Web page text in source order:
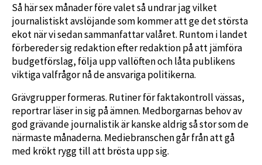
Så här sex månader före valet så undrar jag vilket
journalistiskt avslöjande som kommer att ge det största
ekot när vi sedan sammanfattar valåret. Runtom i landet
förbereder sig redaktion efter redaktion på att jämföra
budgetförslag, följa upp vallöften och låta publikens
viktiga valfrågor nå de ansvariga politikerna.
Grävgrupper formeras. Rutiner för faktakontroll vässas,
reportrar läser in sig på ämnen. Medborgarnas behov av
god grävande journalistik är kanske aldrig så stor som de
närmaste månaderna. Mediebranschen går från att gå
med krökt rygg till att brösta upp sig.